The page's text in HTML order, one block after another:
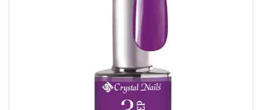
Uithardingstijd in UV/LED lamp 4-5 minuten, in
30g – turkoois, roze, oranje, geel